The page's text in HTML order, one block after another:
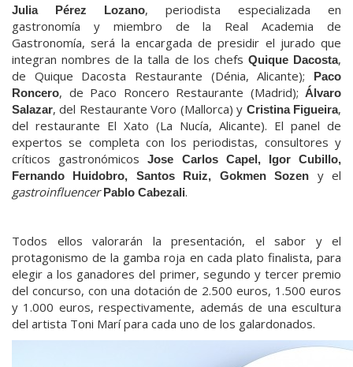
Julia Pérez Lozano, periodista especializada en
gastronomía y miembro de la Real Academia de
Gastronomía, será la encargada de presidir el jurado que
integran nombres de la talla de los chefs Quique Dacosta,
de Quique Dacosta Restaurante (Dénia, Alicante);
Paco
Roncero, de Paco Roncero Restaurante (Madrid); Álvaro
Salazar, del Restaurante Voro (Mallorca) y Cristina Figueira,
del restaurante El Xato (La Nucía, Alicante). El panel de
expertos se completa con los periodistas, consultores y
críticos gastronómicosJose Carlos Capel, Igor Cubillo,
Fernando Huidobro, Santos Ruiz, Gokmen Sozen y el
gastroinfluencer Pablo Cabezali.
Todos ellos valorarán la presentación, el sabor y el
protagonismo de la gamba roja en cada plato finalista, para
elegir a los ganadores del primer, segundo y tercer premio
del concurso, con una dotación de 2.500 euros, 1.500 euros
y 1.000 euros, respectivamente, además de una escultura
del artista Toni Marí para cada uno de los galardonados.